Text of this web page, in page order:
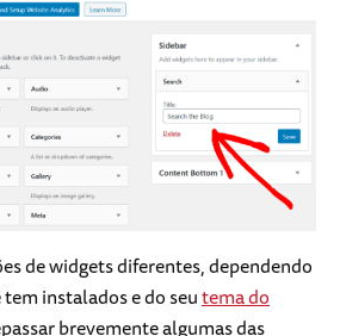
de widgets diferentes, dependendo
instalados e do seutema do
brevemente algumas das